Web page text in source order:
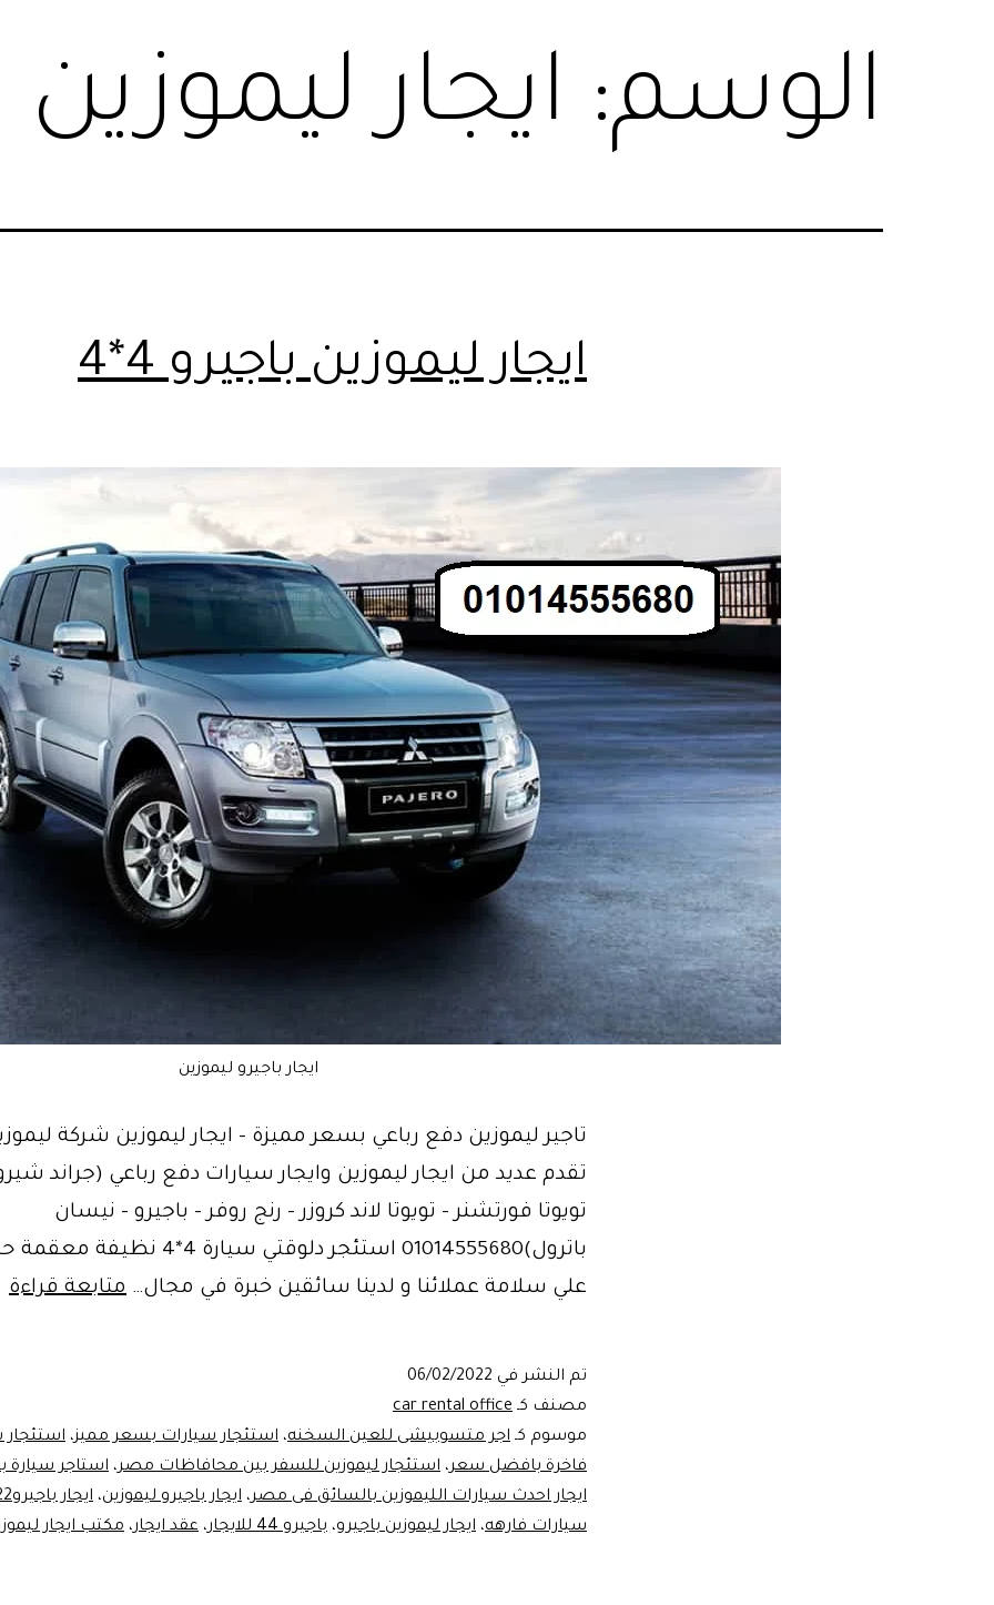
الوسم: ايجار ليموزين
ايجار ليموزين باجيرو 4*4
ايجار باجيرو ليموزين
تاجير ليموزين دفع رباعي بسعر مميزة – ايجار ليموزين شركة
تقدم عديد من ايجار ليموزين وايجار سيارات دفع رباعي (جراند
تويوتا فورتشنر – تويوتا لاند كروزر – رنج روفر – باجيرو – نيسان
باترول)01014555680 استئجر دلوقتي سيارة 4*4
علي سلامة عملائنا و لدينا سائقين خبرة في مجال… متابعة قراءة
تم النشر في 06/02/2022
مصنف كـ car rental office
موسوم كـ اجر متسوبيشى للعين السخنه، استئجار سيارات بسعر مميز، استئجار
فاخرة بافضل سعر، استئجار ليموزين للسفر بين محافاظات مصر، استاجر سيارة
ايجار احدث سيارات الليموزين بالسائق فى مصر، ايجار باجيرو ليموزين، ايجار باجيرو2022
سيارات فارهه، ايجار ليموزين باجيرو، باجيرو 44 للايجار ، عقد ايجار، مكتب ايجار